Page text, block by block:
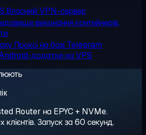
Власний VPN-сервер
виконання контейнерів,
Проксі на базі Telegram
додатки на VPS
Router на EPYC + NVMe.
Запуск за 60 секунд.